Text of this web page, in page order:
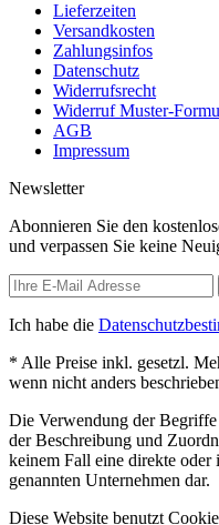
Lieferzeiten
Versandkosten
Zahlungsinfos
Datenschutz
Widerrufsrecht
Widerruf Muster-
AGB
Impressum
Newsletter
Abonnieren Sie den
und verpassen Sie keine
Ich habe die
* Alle Preise inkl. gesetzl.
wenn nicht anders
Die Verwendung der
der Beschreibung und
keinem Fall eine direkte
genannten Unternehmen dar.
Diese Website benutzt